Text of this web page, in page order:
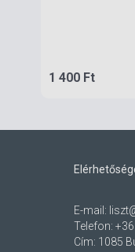
1 400 Ft
E-mail:
Telefon:
Cím: 1085